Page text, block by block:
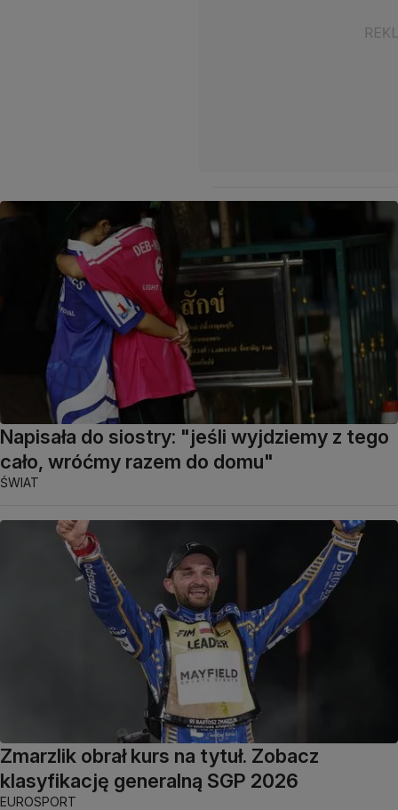
Napisała do siostry: "jeśli wyjdziemy z tego
cało, wróćmy razem do domu"
ŚWIAT
Zmarzlik obrał kurs na tytuł. Zobacz
klasyfikację generalną SGP 2026
EUROSPORT